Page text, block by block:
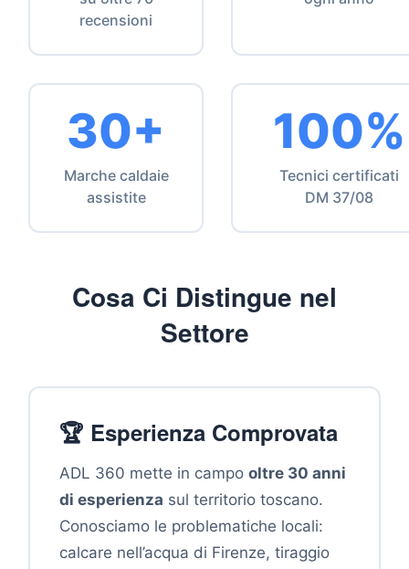
recensioni
30+
Marche caldaie
assistite
100%
Tecnici certificati
DM 37/08
Cosa Ci Distingue nel
Settore
🏆 Esperienza Comprovata
ADL 360 mette in campo oltre 30 anni
di esperienza sul territorio toscano.
Conosciamo le problematiche locali:
calcare nell’acqua di Firenze, tiraggio